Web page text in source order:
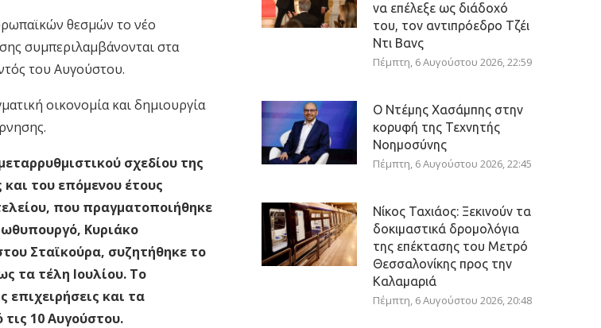
θεσμών το νέο
συμπεριλαμβάνονται στα
του Αυγούστου.
οικονομία και δημιουργία
σχεδίου της
του επόμενου έτους
που πραγματοποιήθηκε
Κυριάκο
Σταϊκούρα, συζητήθηκε το
τα τέλη Ιουλίου. Το
και τα
10 Αυγούστου.
να επέλεξε ως διάδοχό
του, τον αντιπρόεδρο Τζέι
Ντι Βανς
Πέμπτη, 6 Αυγούστου 2026, 22:59
Ο Ντέμης Χασάμπης στην
κορυφή της Τεχνητής
Νοημοσύνης
Πέμπτη, 6 Αυγούστου 2026, 22:45
Νίκος Ταχιάος: Ξεκινούν τα
δοκιμαστικά δρομολόγια
της επέκτασης του Μετρό
Θεσσαλονίκης προς την
Καλαμαριά
Πέμπτη, 6 Αυγούστου 2026, 20:48